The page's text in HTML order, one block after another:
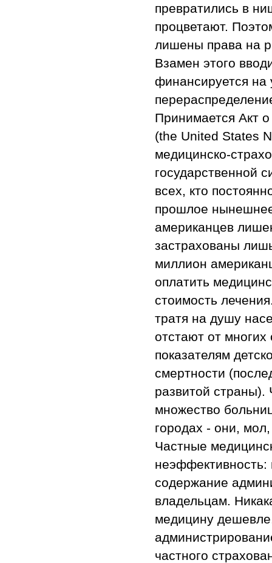
превратились в
процветают.
лишены права на
Взамен этого
финансируется
Принимается Акт
(the United States
медицинско-
государственной
всех, кто
прошлое
американцев
застрахованы
миллион
оплатить
стоимость
тратя на душу
отстают от
показателям
смертности
развитой страны).
множество
городах - они,
Частные
неэффективность:
содержание
владельцам.
медицину
частного